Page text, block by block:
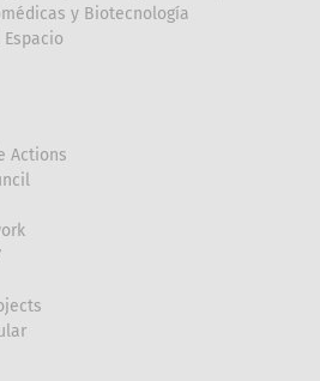
y Biotecnología
Espacio
Actions